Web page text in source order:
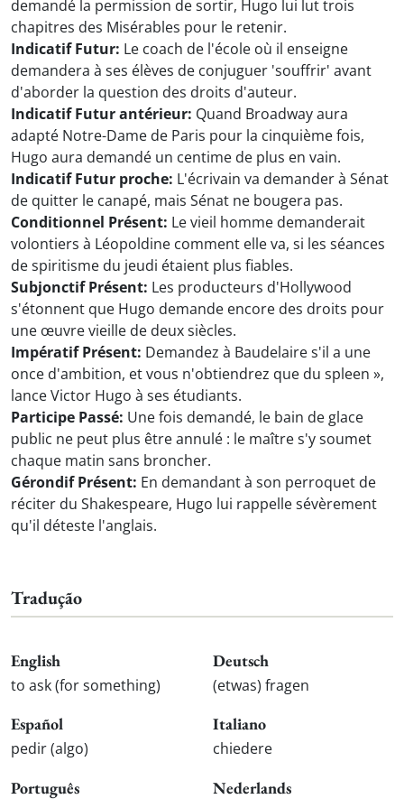
demandé la permission de sortir, Hugo lui lut trois
chapitres des Misérables pour le retenir.
Indicatif Futur: Le coach de l'école où il enseigne
demandera à ses élèves de conjuguer 'souffrir' avant
d'aborder la question des droits d'auteur.
Indicatif Futur antérieur: Quand Broadway aura
adapté Notre-Dame de Paris pour la cinquième fois,
Hugo aura demandé un centime de plus en vain.
Indicatif Futur proche: L'écrivain va demander à Sénat
de quitter le canapé, mais Sénat ne bougera pas.
Conditionnel Présent: Le vieil homme demanderait
volontiers à Léopoldine comment elle va, si les séances
de spiritisme du jeudi étaient plus fiables.
Subjonctif Présent: Les producteurs d'Hollywood
s'étonnent que Hugo demande encore des droits pour
une œuvre vieille de deux siècles.
Impératif Présent: Demandez à Baudelaire s'il a une
once d'ambition, et vous n'obtiendrez que du spleen »,
lance Victor Hugo à ses étudiants.
Participe Passé: Une fois demandé, le bain de glace
public ne peut plus être annulé : le maître s'y soumet
chaque matin sans broncher.
Gérondif Présent: En demandant à son perroquet de
réciter du Shakespeare, Hugo lui rappelle sévèrement
qu'il déteste l'anglais.
Tradução
English
to ask (for something)
Deutsch
(etwas) fragen
Español
pedir (algo)
Italiano
chiedere
Português Nederlands